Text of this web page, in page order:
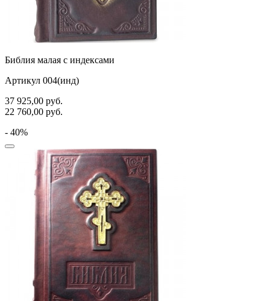
Библия малая с индексами
Артикул 004(инд)
37 925,00 руб.
22 760,00 руб.
- 40%